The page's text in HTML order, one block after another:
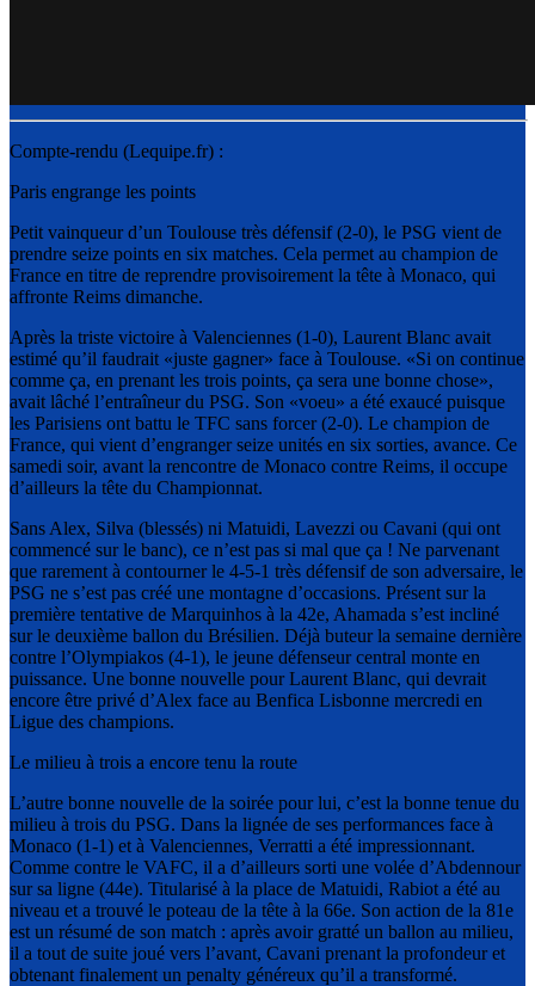
Compte-rendu (Lequipe.fr) :
Paris engrange les points
Petit vainqueur d’un Toulouse très défensif (2-0), le PSG vient de
prendre seize points en six matches. Cela permet au champion de
France en titre de reprendre provisoirement la tête à Monaco, qui
affronte Reims dimanche.
Après la triste victoire à Valenciennes (1-0), Laurent Blanc avait
estimé qu’il faudrait «juste gagner» face à Toulouse. «Si on continue
comme ça, en prenant les trois points, ça sera une bonne chose»,
avait lâché l’entraîneur du PSG. Son «voeu» a été exaucé puisque
les Parisiens ont battu le TFC sans forcer (2-0). Le champion de
France, qui vient d’engranger seize unités en six sorties, avance. Ce
samedi soir, avant la rencontre de Monaco contre Reims, il occupe
d’ailleurs la tête du Championnat.
Sans Alex, Silva (blessés) ni Matuidi, Lavezzi ou Cavani (qui ont
commencé sur le banc), ce n’est pas si mal que ça ! Ne parvenant
que rarement à contourner le 4-5-1 très défensif de son adversaire, le
PSG ne s’est pas créé une montagne d’occasions. Présent sur la
première tentative de Marquinhos à la 42e, Ahamada s’est incliné
sur le deuxième ballon du Brésilien. Déjà buteur la semaine dernière
contre l’Olympiakos (4-1), le jeune défenseur central monte en
puissance. Une bonne nouvelle pour Laurent Blanc, qui devrait
encore être privé d’Alex face au Benfica Lisbonne mercredi en
Ligue des champions.
Le milieu à trois a encore tenu la route
L’autre bonne nouvelle de la soirée pour lui, c’est la bonne tenue du
milieu à trois du PSG. Dans la lignée de ses performances face à
Monaco (1-1) et à Valenciennes, Verratti a été impressionnant.
Comme contre le VAFC, il a d’ailleurs sorti une volée d’Abdennour
sur sa ligne (44e). Titularisé à la place de Matuidi, Rabiot a été au
niveau et a trouvé le poteau de la tête à la 66e. Son action de la 81e
est un résumé de son match : après avoir gratté un ballon au milieu,
il a tout de suite joué vers l’avant, Cavani prenant la profondeur et
obtenant finalement un penalty généreux qu’il a transformé.